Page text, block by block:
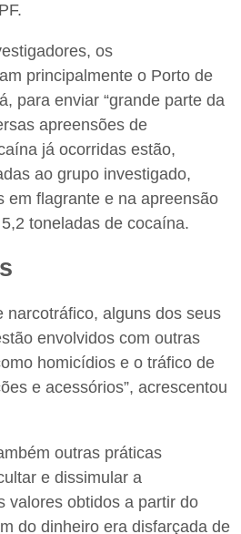
os
principalmente o Porto de
para enviar “grande parte da
apreensões de
já ocorridas estão,
ao grupo investigado,
em flagrante e na apreensão
toneladas de cocaína.
narcotráfico, alguns dos seus
envolvidos com outras
homicídios e o tráfico de
e acessórios”, acrescentou
outras práticas
e dissimular a
valores obtidos a partir do
do dinheiro era disfarçada de